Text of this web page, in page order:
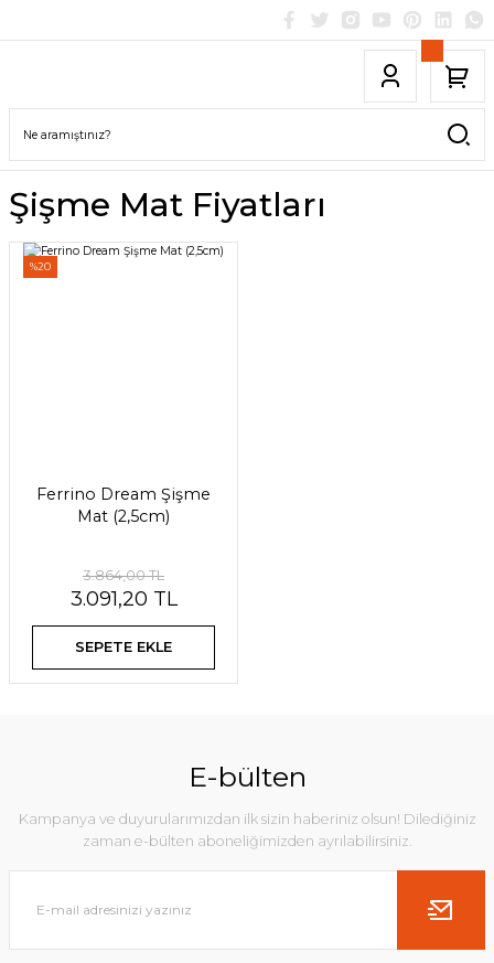
Şişme Mat Fiyatları
%20
Ferrino Dream Şişme
Mat (2,5cm)
3.864,00 TL
3.091,20 TL
SEPETE EKLE
E-bülten
Kampanya ve duyurularımızdan ilk sizin haberiniz olsun! Dilediğiniz
zaman e-bülten aboneliğimizden ayrılabilirsiniz.